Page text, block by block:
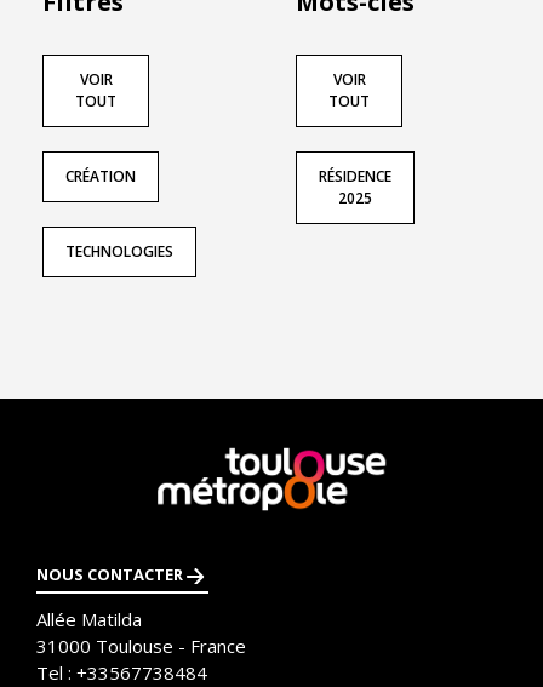
VOIR
TOUT
CRÉATION
TECHNOLOGIES
VOIR
TOUT
RÉSIDENCE
2025
En
savoir
plus
NOUS CONTACTER
Allée Matilda
31000 Toulouse - France
Tel : +33567738484